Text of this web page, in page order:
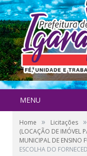
MENU
Home » Licitações »
(LOCAÇÃO DE IMÓVEL
MUNICIPAL DE ENSINO
ESCOLHA DO